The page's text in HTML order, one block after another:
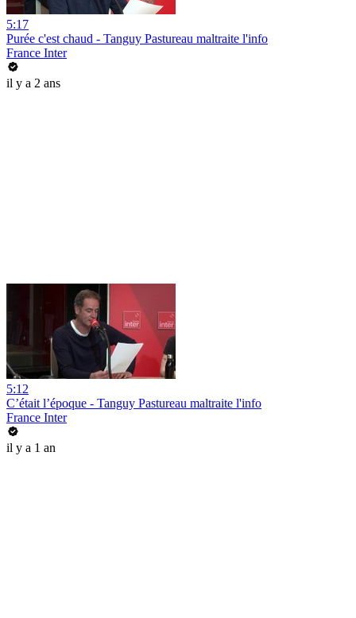
5:17
Purée c'est chaud - Tanguy Pastureau maltraite l'info
France Inter
il y a 2 ans
5:12
C’était l’époque - Tanguy Pastureau maltraite l'info
France Inter
il y a 1 an